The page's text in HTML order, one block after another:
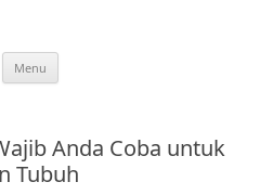
Menu
Anda Coba untuk
Tubuh